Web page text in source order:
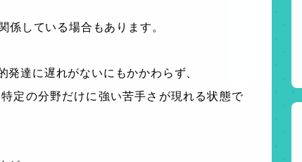
係している場合もあります。
達に遅れがないにもかかわらず、
定の分野だけに強い苦手さが現れる状態で